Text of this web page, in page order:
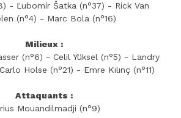
- Ľubomír Šatka (n°37) - Rick Van
(n°4) - Marc Bola (n°16)
Milieux :
(n°6) - Celil Yüksel (n°5) - Landry
Holse (n°21) - Emre Kılınç (n°11)
Attaquants :
Mouandilmadji (n°9)